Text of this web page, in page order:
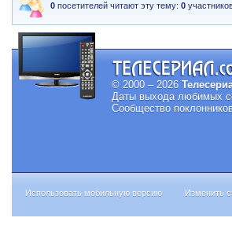
0 посетителей читают эту тему:0
© 2000 – 2026
Даты выхода любимых
Сообщество
Использовать мобильную версию Изменить